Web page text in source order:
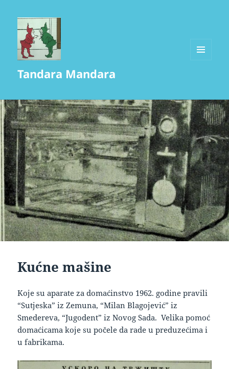
Tandara Mandara
Kućne mašine
Koje su aparate za domaćinstvo 1962. godine pravili
“Sutjeska” iz Zemuna, “Milan Blagojević” iz
Smedereva, “Jugodent” iz Novog Sada. Velika pomoć
domaćicama koje su počele da rade u preduzećima i
u fabrikama.